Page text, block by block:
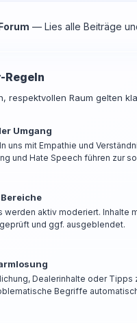
— Lies alle Beiträge
Regeln
respektvollen Raum gelten
Umgang
uns mit Empathie und
und Hate Speech führen zur
werden aktiv moderiert. Inhalte
und ggf. ausgeblendet.
Dealerinhalte oder Tipps
Begriffe